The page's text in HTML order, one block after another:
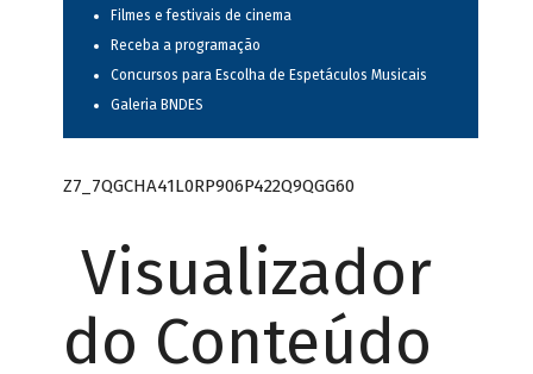
Filmes e festivais de cinema
Receba a programação
Concursos para Escolha de Espetáculos Musicais
Galeria BNDES
Z7_7QGCHA41L0RP906P422Q9QGG60
Visualizador
do Conteúdo